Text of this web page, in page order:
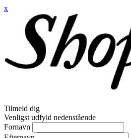
x
Tilmeld dig
Venligst udfyld nedenstående
Fornavn